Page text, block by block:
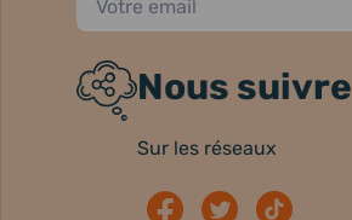
Nous suivre
Sur les réseaux